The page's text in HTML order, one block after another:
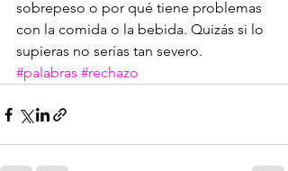
sobrepeso o por qué tiene problemas
con la comida o la bebida. Quizás si lo
supieras no serías tan severo.
#palabras #rechazo